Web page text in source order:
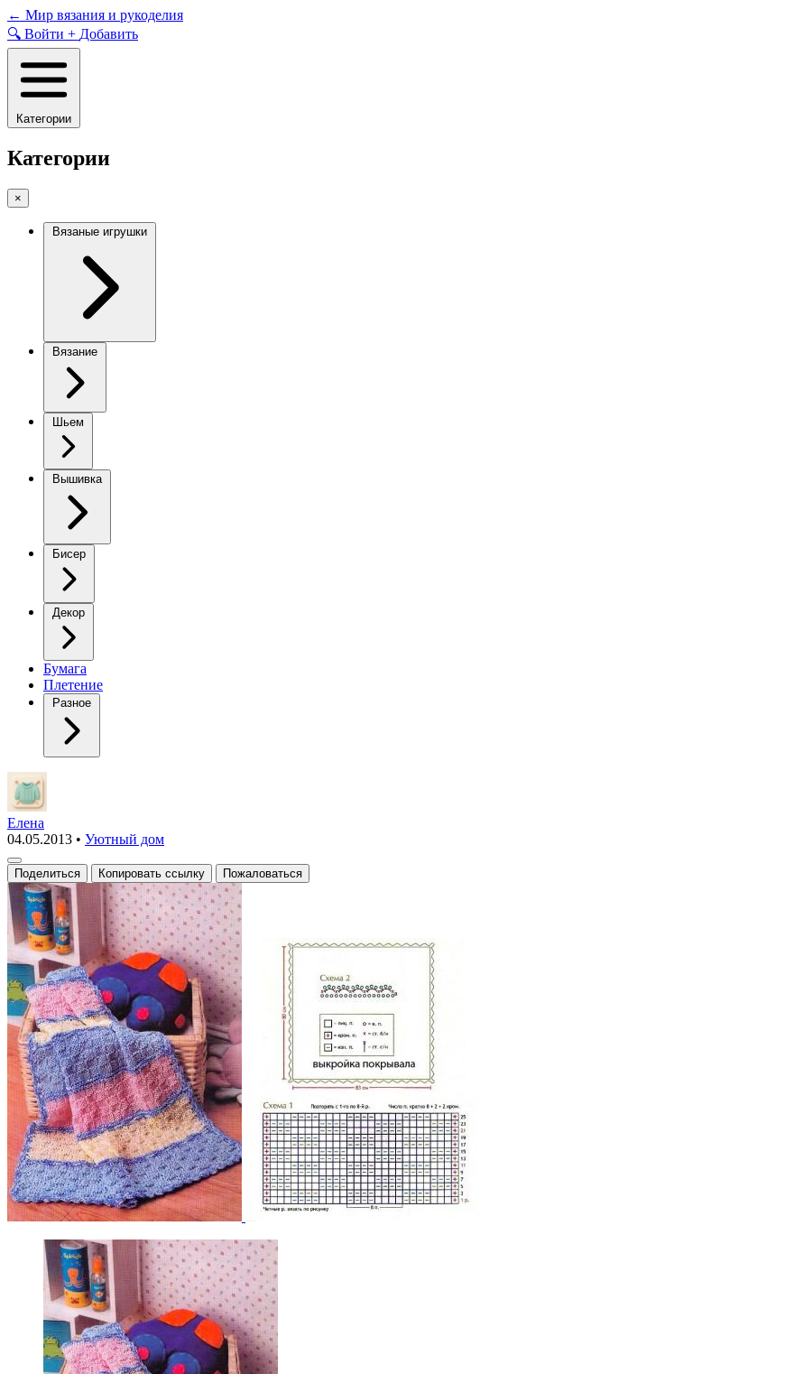
Skip
to
content
← Мир вязания и рукоделия
🔍 Войти + Добавить
Категории
Категории
×
Вязаные игрушки
Вязание
Шьем
Вышивка
Бисер
Декор
Бумага
Плетение
Разное
Красивый
разноцветный
плед
Елена
04.05.2013 • Уютный дом
Поделиться Копировать ссылку Пожаловаться